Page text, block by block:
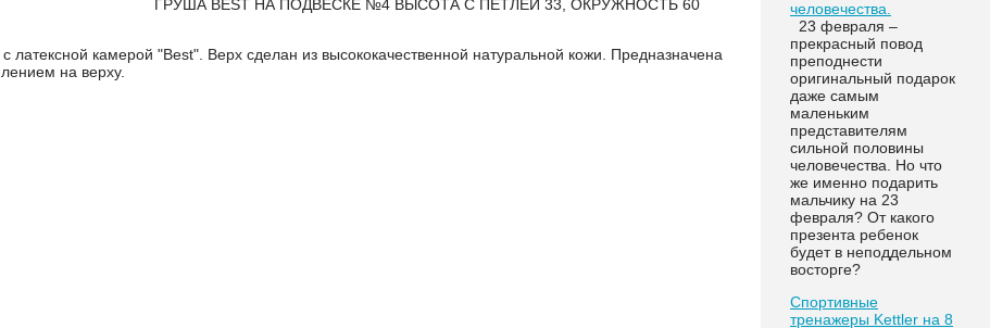
ГРУША BEST НА ПОДВЕСКЕ №4 ВЫСОТА С ПЕТЛЕЙ 33, ОКРУЖНОСТЬ 60
латексной камерой "Best". Верх сделан из высококачественной натуральной кожи. Предназначена
на верху.
человечества.
23 февраля –
прекрасный повод
преподнести
оригинальный подарок
даже самым
маленьким
представителям
сильной половины
человечества. Но что
же именно подарить
мальчику на 23
февраля? От какого
презента ребенок
будет в неподдельном
восторге?
Спортивные
тренажеры Kettler на 8